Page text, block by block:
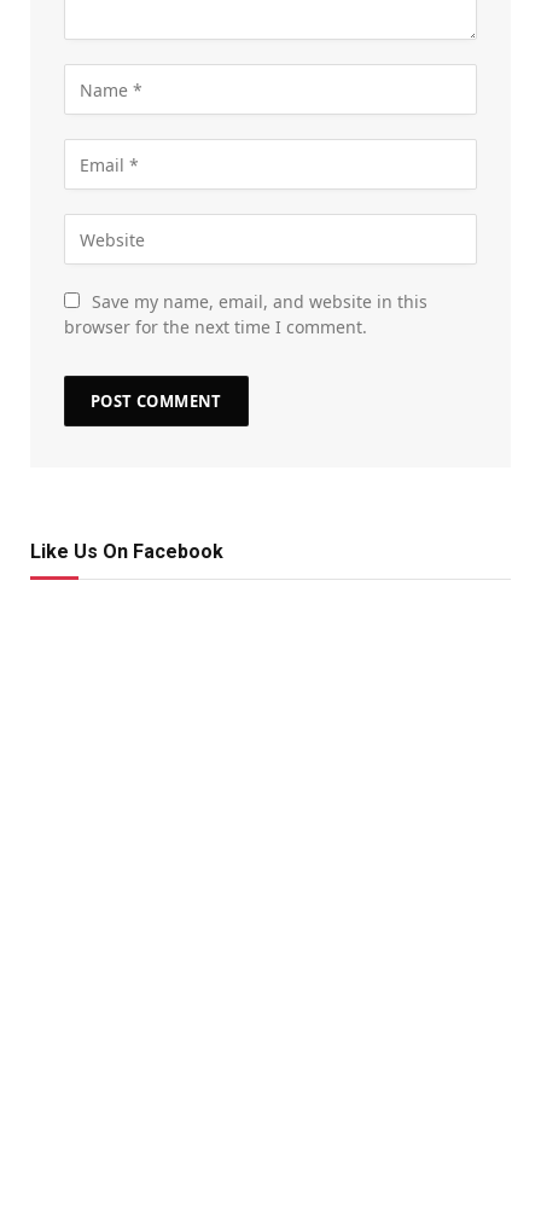
Save my name, email, and website in this
browser for the next time I comment.
Like Us On Facebook